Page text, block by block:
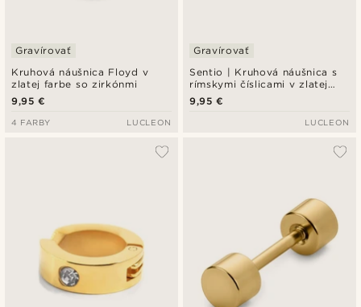
Kruhová náušnica Floyd v
zlatej farbe so zirkónmi
Gravírovať
9,95 €
4 FARBY LUCLEON
Sentio | Kruhová náušnica s
rímskymi číslicami v zlatej
farbe
Gravírovať
9,95 €
LUCLEON